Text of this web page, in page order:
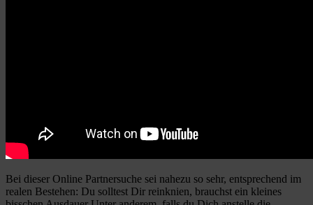
Bei dieser Online Partnersuche sei nahezu so sehr, entsprechend im
realen Bestehen: Du solltest Dir reinknien, brauchst ein kleines